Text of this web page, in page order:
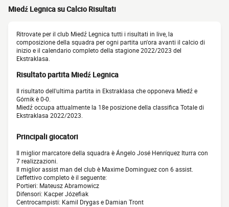
Miedź Legnica su Calcio Risultati
Ritrovate per il club Miedź Legnica tutti i risultati in live, la
composizione della squadra per ogni partita un'ora avanti il calcio di
inizio e il calendario completo della stagione 2022/2023 del
Ekstraklasa.
Risultato partita Miedź Legnica
Il risultato dell'ultima partita in Ekstraklasa che opponeva Miedź e
Górnik è 0-0.
Miedź occupa attualmente la 18e posizione della classifica Totale di
Ekstraklasa 2022/2023.
Principali giocatori
Il miglior marcatore della squadra è Ángelo José Henríquez Iturra con
7 realizzazioni.
Il miglior assist man del club è Maxime Dominguez con 6 assist.
L'effettivo completo è il seguente:
Portieri: Mateusz Abramowicz
Difensori: Kacper Józefiak
Centrocampisti: Kamil Drygas e Damian Tront